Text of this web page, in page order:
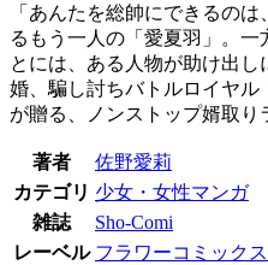
「あんたを総帥にできるの
るもう一人の「愛夏羽」。
とには、ある人物が助け出
婚、騙し討ちバトルロイヤル
が贈る、ノンストップ婿取り
著者
佐野愛莉
カテゴリ 少女・女性マンガ
雑誌
Sho-Comi
レーベル フラワーコミックス